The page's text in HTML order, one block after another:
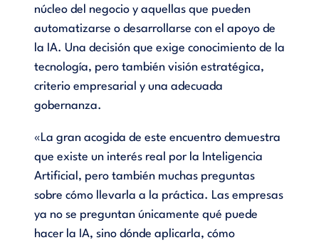
núcleo del negocio y aquellas que pueden
automatizarse o desarrollarse con el apoyo de
la IA. Una decisión que exige conocimiento de la
tecnología, pero también visión estratégica,
criterio empresarial y una adecuada
gobernanza.
«La gran acogida de este encuentro demuestra
que existe un interés real por la Inteligencia
Artificial, pero también muchas preguntas
sobre cómo llevarla a la práctica. Las empresas
ya no se preguntan únicamente qué puede
hacer la IA, sino dónde aplicarla, cómo